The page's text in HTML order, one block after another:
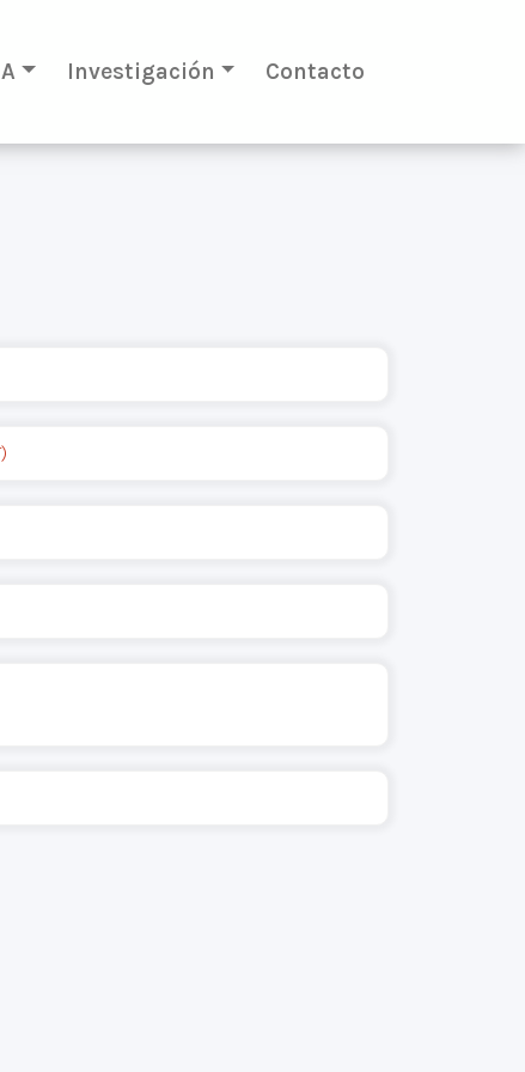
Investigación Contacto